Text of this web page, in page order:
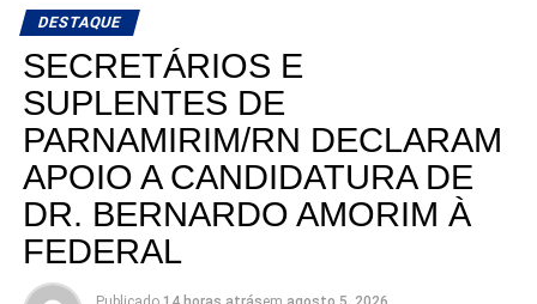
DESTAQUE
SECRETÁRIOS E
SUPLENTES DE
PARNAMIRIM/RN DECLARAM
APOIO A CANDIDATURA DE
DR. BERNARDO AMORIM À
FEDERAL